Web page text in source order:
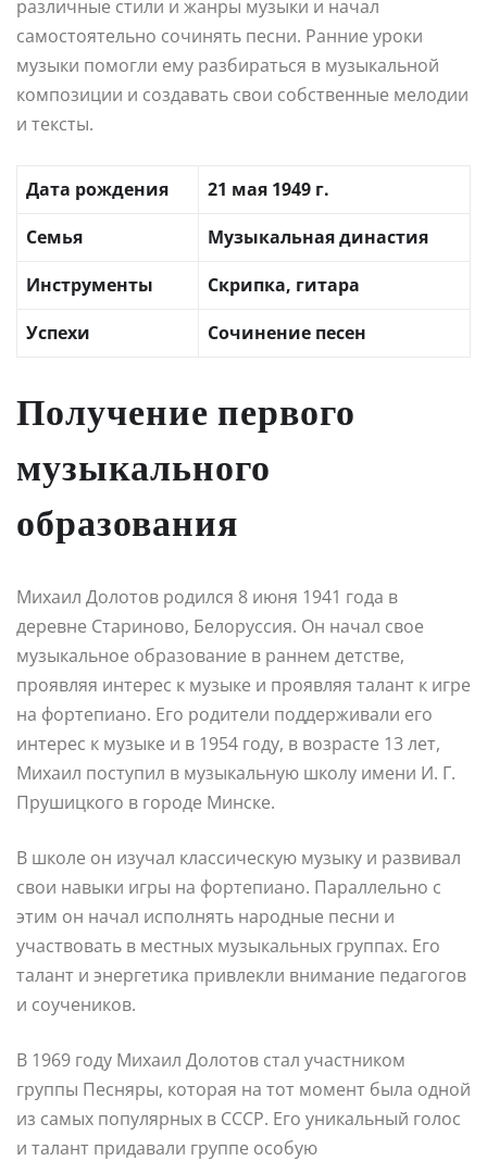
различные стили и жанры музыки и начал
самостоятельно сочинять песни. Ранние уроки
музыки помогли ему разбираться в музыкальной
композиции и создавать свои собственные мелодии
и тексты.
Дата рождения
21 мая 1949 г.
Семья
Музыкальная династия
Инструменты
Скрипка, гитара
Успехи
Сочинение песен
Получение первого
музыкального
образования
Михаил Долотов родился 8 июня 1941 года в
деревне Стариново, Белоруссия. Он начал свое
музыкальное образование в раннем детстве,
проявляя интерес к музыке и проявляя талант к игре
на фортепиано. Его родители поддерживали его
интерес к музыке и в 1954 году, в возрасте 13 лет,
Михаил поступил в музыкальную школу имени И. Г.
Прушицкого в городе Минске.
В школе он изучал классическую музыку и развивал
свои навыки игры на фортепиано. Параллельно с
этим он начал исполнять народные песни и
участвовать в местных музыкальных группах. Его
талант и энергетика привлекли внимание педагогов
и соучеников.
В 1969 году Михаил Долотов стал участником
группы Песняры, которая на тот момент была одной
из самых популярных в СССР. Его уникальный голос
и талант придавали группе особую